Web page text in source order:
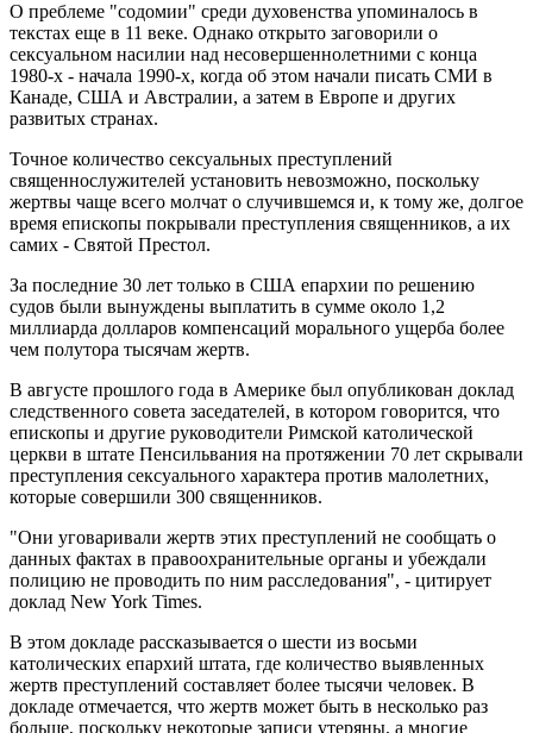
О преблеме "содомии" среди духовенства упоминалось в
текстах еще в 11 веке. Однако открыто заговорили о
сексуальном насилии над несовершеннолетними с конца
1980-х - начала 1990-х, когда об этом начали писать СМИ в
Канаде, США и Австралии, а затем в Европе и других
развитых странах.
Точное количество сексуальных преступлений
священнослужителей установить невозможно, поскольку
жертвы чаще всего молчат о случившемся и, к тому же, долгое
время епископы покрывали преступления священников, а их
самих - Святой Престол.
За последние 30 лет только в США епархии по решению
судов были вынуждены выплатить в сумме около 1,2
миллиарда долларов компенсаций морального ущерба более
чем полутора тысячам жертв.
В августе прошлого года в Америке был опубликован доклад
следственного совета заседателей, в котором говорится, что
епископы и другие руководители Римской католической
церкви в штате Пенсильвания на протяжении 70 лет скрывали
преступления сексуального характера против малолетних,
которые совершили 300 священников.
"Они уговаривали жертв этих преступлений не сообщать о
данных фактах в правоохранительные органы и убеждали
полицию не проводить по ним расследования", - цитирует
доклад New York Times.
В этом докладе рассказывается о шести из восьми
католических епархий штата, где количество выявленных
жертв преступлений составляет более тысячи человек. В
докладе отмечается, что жертв может быть в несколько раз
больше, поскольку некоторые записи утеряны, а многие